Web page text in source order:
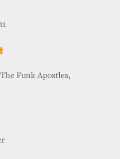
Funk Apostles,